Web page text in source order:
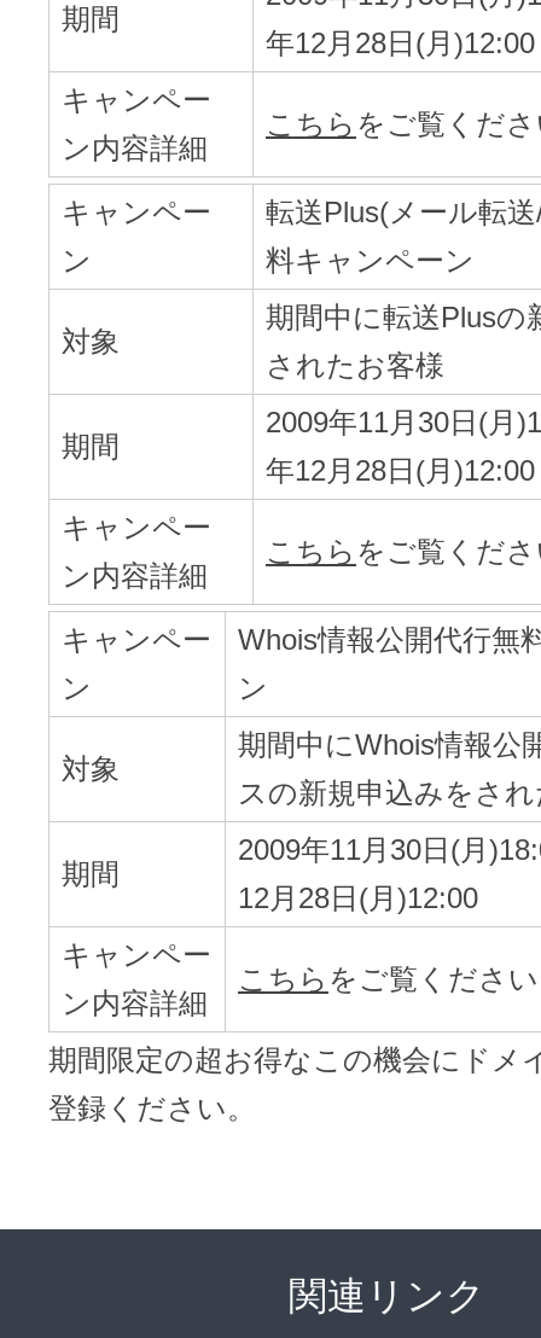
期間
年12月28日(月)12:00
キャンペー
ン内容詳細
こちら をご覧くだ
キャンペー
ン
転送Plus(メール転
料キャンペーン
対象
期間中に転送Plusの
されたお客様
期間
2009年11月30日(月
年12月28日(月)12:00
キャンペー
ン内容詳細
こちら をご覧くだ
キャンペー
ン
Whois情報公開代行無
ン
対象
期間中にWhois情報公
スの新規申込みをさ
期間
2009年11月30日(月
12月28日(月)12:00
キャンペー
ン内容詳細
こちら をご覧くださ
期間限定の超お得なこの機会にドメ
登録ください。
関連リンク